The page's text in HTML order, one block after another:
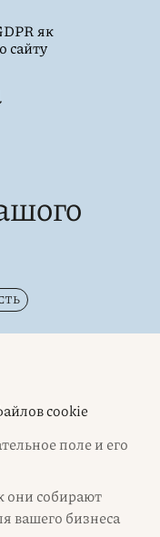
як
сайту
cookie
поле и его
они собирают
вашего бизнеса